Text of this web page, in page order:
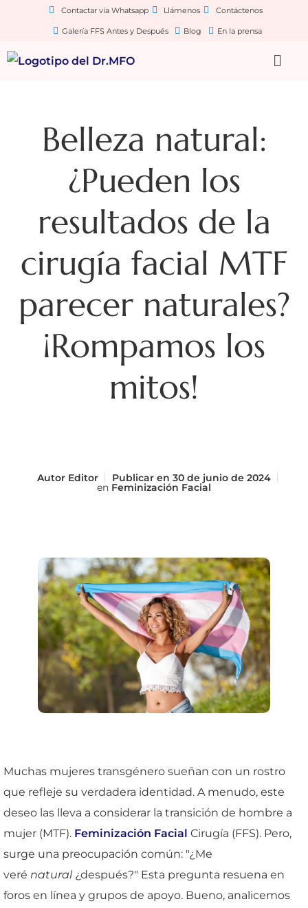
Contactar vía Whatsapp Llámenos Contáctenos
Galería FFS Antes y Después Blog En la prensa
Belleza natural:
¿Pueden los
resultados de la
cirugía facial MTF
parecer naturales?
¡Rompamos los
mitos!
Autor Editor Publicar en 30 de junio de 2024
en Feminización Facial
Muchas mujeres transgénero sueñan con un rostro
que refleje su verdadera identidad. A menudo, este
deseo las lleva a considerar la transición de hombre a
mujer (MTF). Feminización Facial Cirugía (FFS). Pero,
surge una preocupación común: "¿Me
veré natural¿después?" Esta pregunta resuena en
foros en línea y grupos de apoyo. Bueno, analicemos